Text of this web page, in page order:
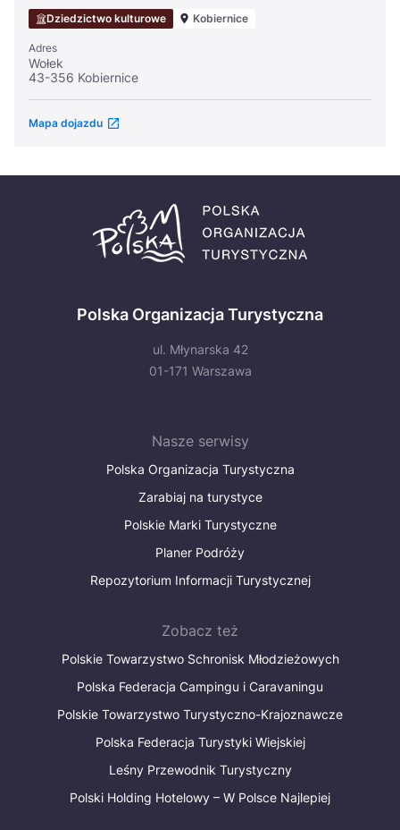
Dziedzictwo kulturowe Kobiernice
Adres
Wołek
43-356 Kobiernice
Mapa dojazdu
Polska Organizacja Turystyczna
ul. Młynarska 42
01-171 Warszawa
Nasze serwisy
Polska Organizacja Turystyczna
Zarabiaj na turystyce
Polskie Marki Turystyczne
Planer Podróży
Repozytorium Informacji Turystycznej
Zobacz też
Polskie Towarzystwo Schronisk Młodzieżowych
Polska Federacja Campingu i Caravaningu
Polskie Towarzystwo Turystyczno-Krajoznawcze
Polska Federacja Turystyki Wiejskiej
Leśny Przewodnik Turystyczny
Polski Holding Hotelowy – W Polsce Najlepiej